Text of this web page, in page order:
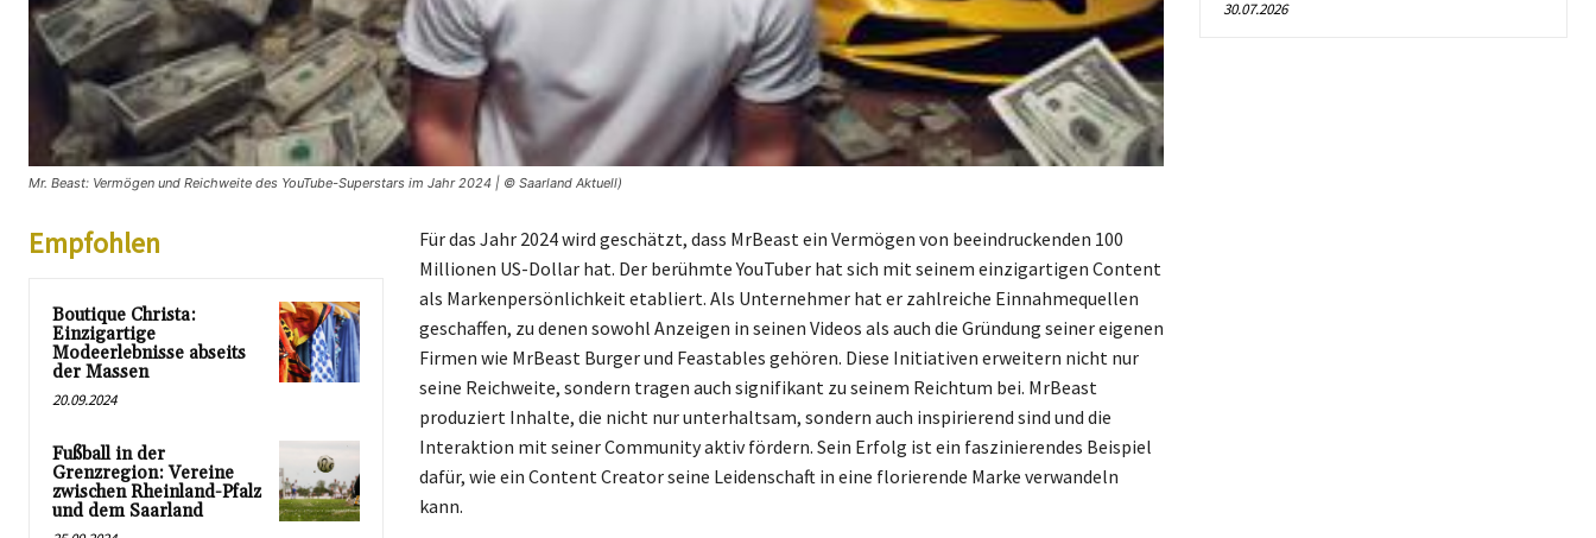
Mr. Beast: Vermögen und Reichweite des YouTube-Superstars im Jahr 2024 | © Saarland Aktuell)
Empfohlen
Boutique Christa:
Einzigartige
Modeerlebnisse abseits
der Massen
20.09.2024
Fußball in der
Grenzregion: Vereine
zwischen Rheinland-Pfalz
und dem Saarland
Für das Jahr 2024 wird geschätzt, dass MrBeast ein Vermögen von beeindruckenden 100
Millionen US-Dollar hat. Der berühmte YouTuber hat sich mit seinem einzigartigen Content
als Markenpersönlichkeit etabliert. Als Unternehmer hat er zahlreiche Einnahmequellen
geschaffen, zu denen sowohl Anzeigen in seinen Videos als auch die Gründung seiner eigenen
Firmen wie MrBeast Burger und Feastables gehören. Diese Initiativen erweitern nicht nur
seine Reichweite, sondern tragen auch signifikant zu seinem Reichtum bei. MrBeast
produziert Inhalte, die nicht nur unterhaltsam, sondern auch inspirierend sind und die
Interaktion mit seiner Community aktiv fördern. Sein Erfolg ist ein faszinierendes Beispiel
dafür, wie ein Content Creator seine Leidenschaft in eine florierende Marke verwandeln
kann.
30.07.2026